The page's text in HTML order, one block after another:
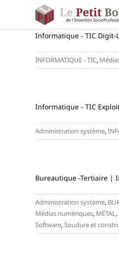
contenu
Informatique - TIC
INFORMATIQUE - TIC,
Informatique - TIC
Administration système,
Bureautique -Tertiaire |
Administration système,
Médias numériques, MÉTAL,
Software,Soudure et